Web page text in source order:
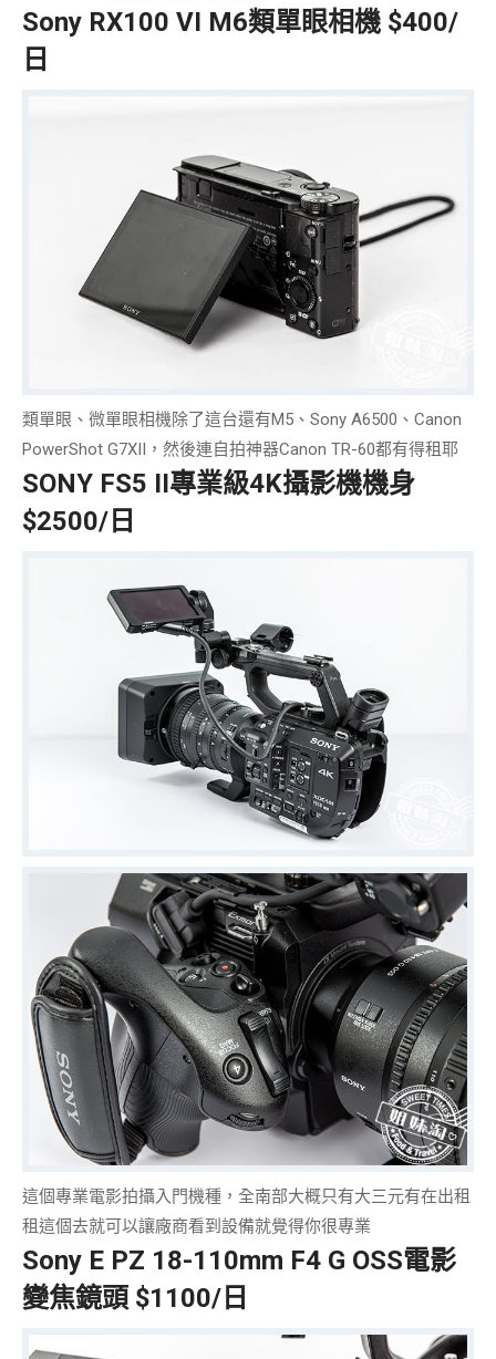
Sony RX100 VI M6類單眼相機 $400/
日
類單眼、微單眼相機除了這台還有M5、Sony A6500、Canon
PowerShot G7XII，然後連自拍神器Canon TR-60都有得租耶
SONY FS5 II專業級4K攝影機機身
$2500/日
這個專業電影拍攝入門機種，全南部大概只有大三元有在出租
租這個去就可以讓廠商看到設備就覺得你很專業
Sony E PZ 18-110mm F4 G OSS電影
變焦鏡頭 $1100/日